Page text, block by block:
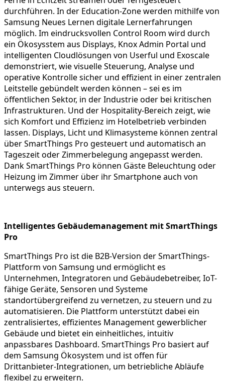
durchführen. In der Education-Zone werden mithilfe von
Samsung Neues Lernen digitale Lernerfahrungen
möglich. Im eindrucksvollen Control Room wird durch
ein Ökosysstem aus Displays, Knox Admin Portal und
intelligenten Cloudlösungen von Userful und Exoscale
demonstriert, wie visuelle Steuerung, Analyse und
operative Kontrolle sicher und effizient in einer zentralen
Leitstelle gebündelt werden können – sei es im
öffentlichen Sektor, in der Industrie oder bei kritischen
Infrastrukturen. Und der Hospitality-Bereich zeigt, wie
sich Komfort und Effizienz im Hotelbetrieb verbinden
lassen. Displays, Licht und Klimasysteme können zentral
über SmartThings Pro gesteuert und automatisch an
Tageszeit oder Zimmerbelegung angepasst werden.
Dank SmartThings Pro können Gäste Beleuchtung oder
Heizung im Zimmer über ihr Smartphone auch von
unterwegs aus steuern.
Intelligentes Gebäudemanagement mit SmartThings
Pro
SmartThings Pro ist die B2B-Version der SmartThings-
Plattform von Samsung und ermöglicht es
Unternehmen, Integratoren und Gebäudebetreiber, IoT-
fähige Geräte, Sensoren und Systeme
standortübergreifend zu vernetzen, zu steuern und zu
automatisieren. Die Plattform unterstützt dabei ein
zentralisiertes, effizientes Management gewerblicher
Gebäude und bietet ein einheitliches, intuitiv
anpassbares Dashboard. SmartThings Pro basiert auf
dem Samsung Ökosystem und ist offen für
Drittanbieter-Integrationen, um betriebliche Abläufe
flexibel zu erweitern.